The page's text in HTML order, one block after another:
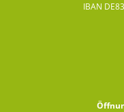
IBAN